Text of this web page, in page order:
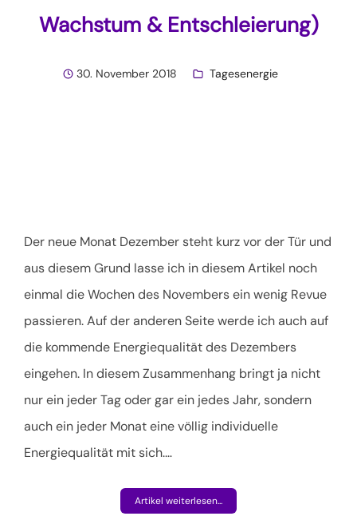
Wachstum & Entschleierung)
30. November 2018 Tagesenergie
Der neue Monat Dezember steht kurz vor der Tür und
aus diesem Grund lasse ich in diesem Artikel noch
einmal die Wochen des Novembers ein wenig Revue
passieren. Auf der anderen Seite werde ich auch auf
die kommende Energiequalität des Dezembers
eingehen. In diesem Zusammenhang bringt ja nicht
nur ein jeder Tag oder gar ein jedes Jahr, sondern
auch ein jeder Monat eine völlig individuelle
Energiequalität mit sich.…
Artikel weiterlesen...